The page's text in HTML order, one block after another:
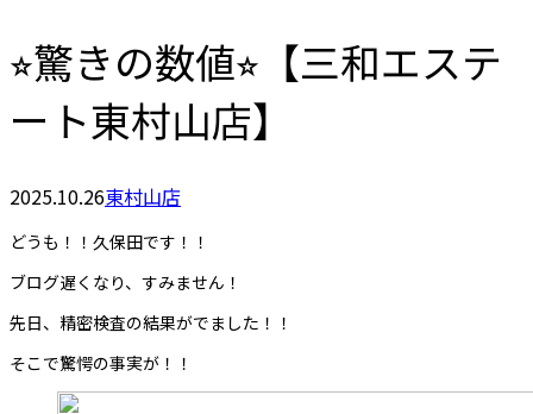
⭐︎驚きの数値⭐︎【三和エステ
ート東村山店】
2025.10.26東村山店
どうも！！久保田です！！
ブログ遅くなり、すみません！
先日、精密検査の結果がでました！！
そこで驚愕の事実が！！